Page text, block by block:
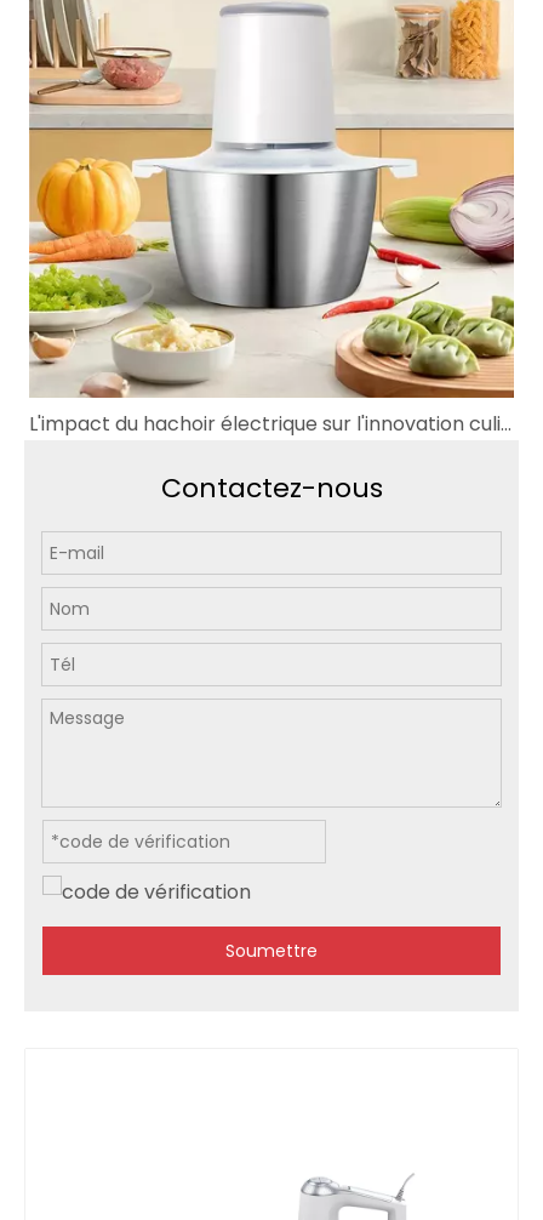
L'impact du hachoir électrique sur l'innovation culinaire
Contactez-nous
Soumettre